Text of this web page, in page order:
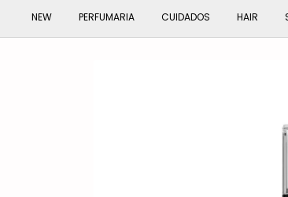
NEW PERFUMARIA CUIDADOS HAIR